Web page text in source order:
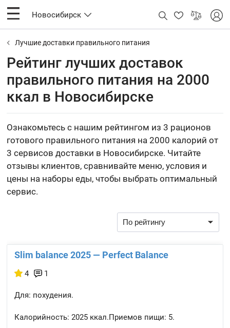
Новосибирск
Лучшие доставки правильного питания
Рейтинг лучших доставок
правильного питания на 2000
ккал в Новосибирске
Ознакомьтесь с нашим рейтингом из 3 рационов
готового правильного питания на 2000 калорий от
3 сервисов доставки в Новосибирске. Читайте
отзывы клиентов, сравнивайте меню, условия и
цены на наборы еды, чтобы выбрать оптимальный
сервис.
Slim balance 2025 — Perfect Balance
4 1
Для: похудения.
Калорийность: 2025 ккал.Приемов пищи: 5.